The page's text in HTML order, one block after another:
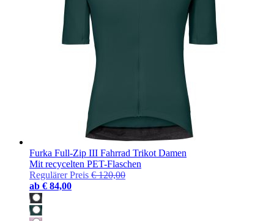
Furka Full-Zip III Fahrrad Trikot Damen
Mit recycelten PET-Flaschen
Regulärer Preis € 120,00
ab € 84,00